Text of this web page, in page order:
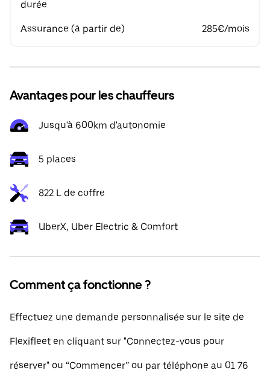
durée
Assurance (à partir de) 285€/mois
Avantages pour les chauffeurs
Jusqu'à 600km d'autonomie
5 places
822 L de coffre
UberX, Uber Electric & Comfort
Comment ça fonctionne ?
Effectuez une demande personnalisée sur le site de
Flexifleet en cliquant sur "Connectez-vous pour
réserver" ou “Commencer” ou par téléphone au 01 76